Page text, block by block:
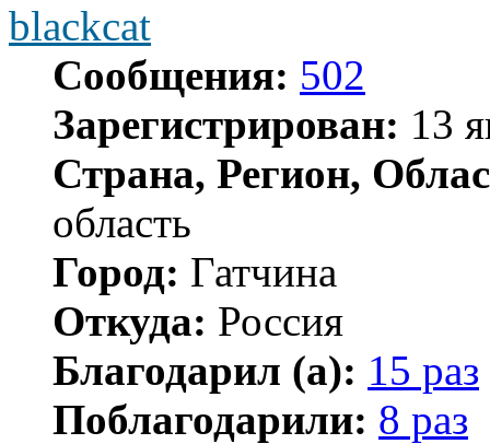
blackcat
Сообщения: 502
Зарегистрирован: 13
Страна, Регион,
область
Город: Гатчина
Откуда: Россия
Благодарил (а): 15 раз
Поблагодарили: 8 раз